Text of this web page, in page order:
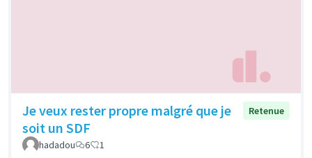
Je veux rester propre malgré que je
soit un SDF
Retenue
hadadou 6 1